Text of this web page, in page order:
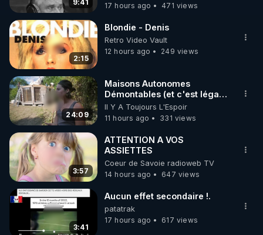
9:41 17 hours ago 471 views
2:15
Blondie - Denis
Retro Video Vault
12 hours ago
249 views
24:09
Maisons Autonomes
Démontables (et c'est légal).
Visite éco village en
Bretagne
Il Y A Toujours L'Espoir
11 hours ago
331 views
3:57
ATTENTION A VOS
ASSIETTES
Coeur de Savoie radioweb TV
14 hours ago
647 views
3:41
Aucun effet secondaire !.
patatrak
17 hours ago
617 views